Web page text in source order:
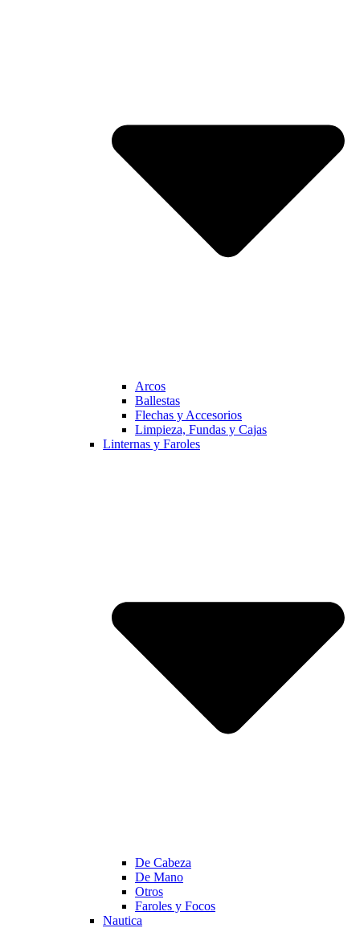
Arcos
Ballestas
Flechas y Accesorios
Limpieza, Fundas y Cajas
Linternas y Faroles
De Cabeza
De Mano
Otros
Faroles y Focos
Nautica